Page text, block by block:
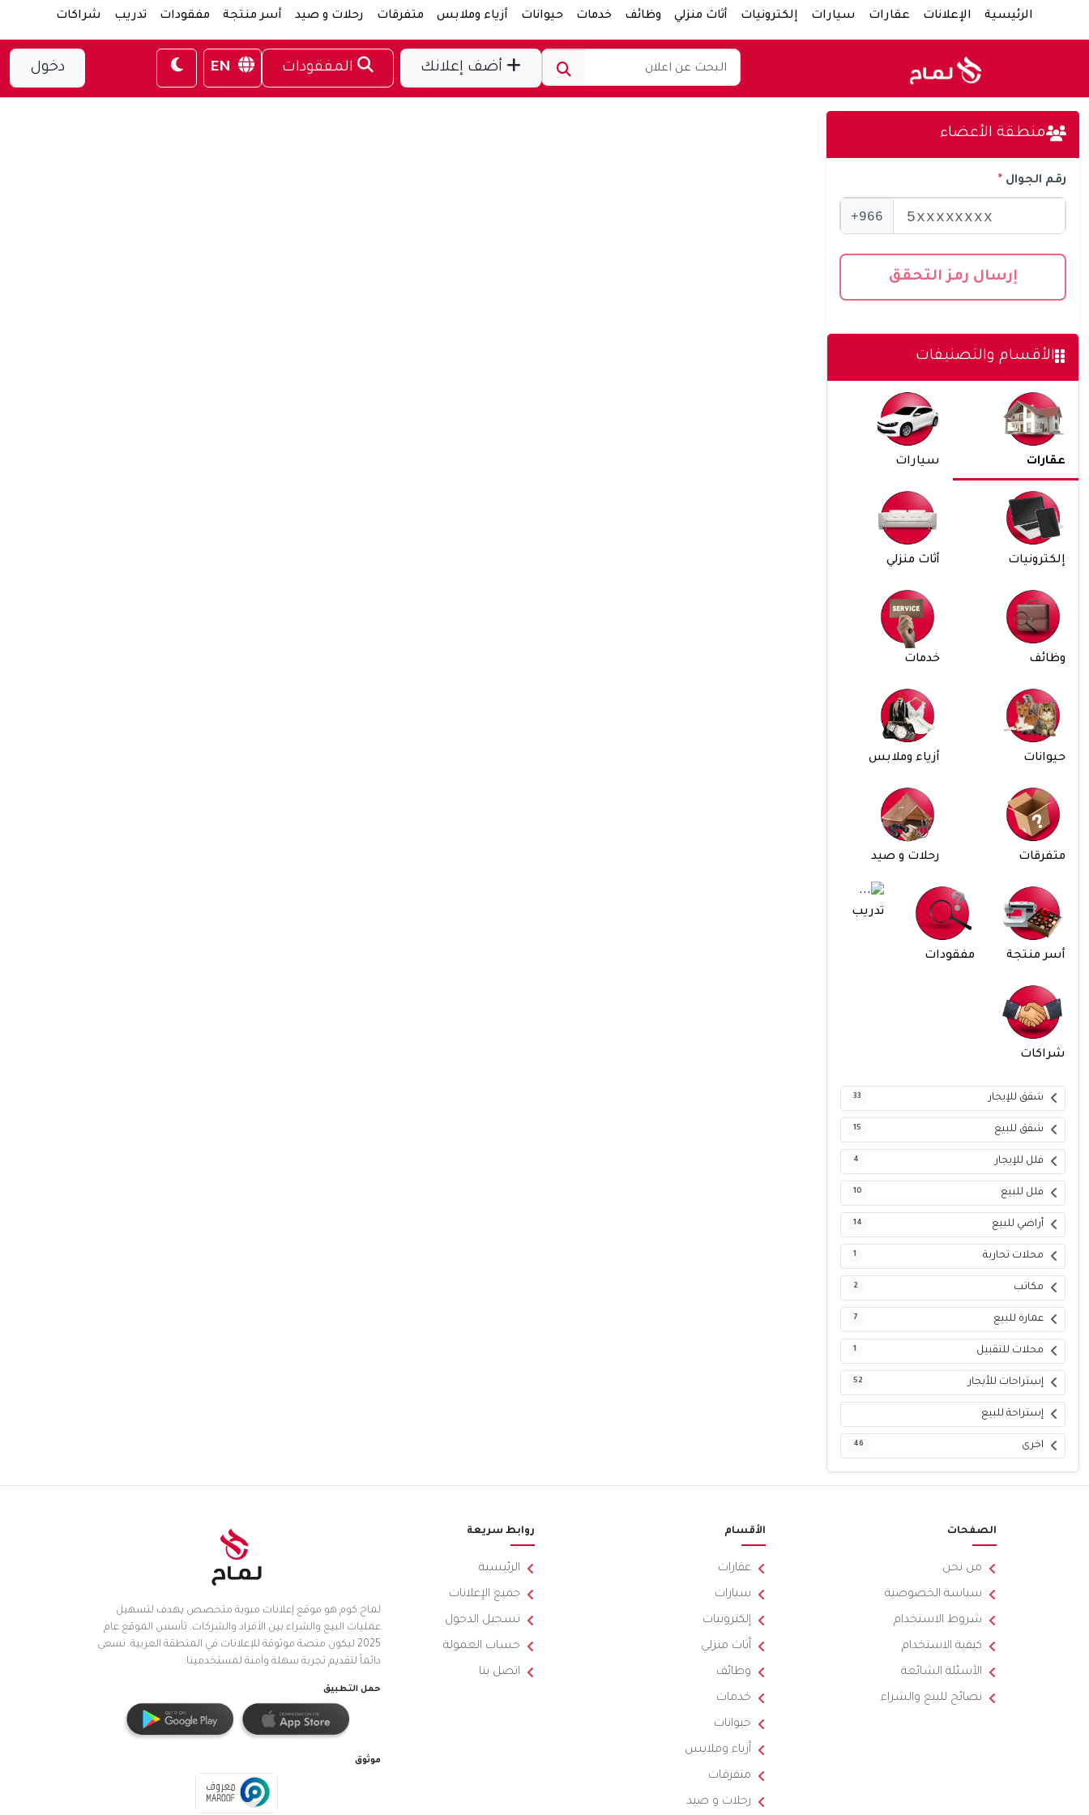
الرئيسية الإعلانات عقارات سيارات إلكترونيات أثاث منزلي وظائف خدمات حيوانات أزياء وملابس متفرقات رحلات و صيد أسر منتجة مفقودات تدريب شراكات
أضف إعلانك المفقودات دخول
منطقة الأعضاء
رقم الجوال
966+
إرسال رمز التحقق
الأقسام والتصنيفات
عقارات سيارات
إلكترونيات أثاث منزلي
وظائف خدمات
حيوانات أزياء وملابس
متفرقات رحلات و صيد
أسر منتجة مفقودات
تدريب
شراكات
شقق للإيجار 33
شقق للبيع 15
فلل للإيجار 4
فلل للبيع 10
أراضي للبيع 14
محلات تجارية 1
مكاتب 2
عمارة للبيع 7
محلات للتقبيل 1
إستراحات للأيجار 52
إستراحة للبيع
اخرى 46
الصفحات
من نحن
سياسة الخصوصية
شروط الاستخدام
كيفية الاستخدام
الأسئلة الشائعة
نصائح للبيع والشراء
الأقسام
عقارات
سيارات
إلكترونيات
أثاث منزلي
وظائف
خدمات
حيوانات
أزياء وملابس
متفرقات
رحلات و صيد
روابط سريعة
الرئيسية
جميع الإعلانات
تسجيل الدخول
حساب العمولة
اتصل بنا
لماح.كوم هو موقع إعلانات مبوبة متخصص يهدف لتسهيل
عمليات البيع والشراء بين الأفراد والشركات. تأسس الموقع عام
2025 ليكون منصة موثوقة للإعلانات في المنطقة العربية. نسعى
دائماً لتقديم تجربة سهلة وآمنة لمستخدمينا.
حمل التطبيق
موثوق